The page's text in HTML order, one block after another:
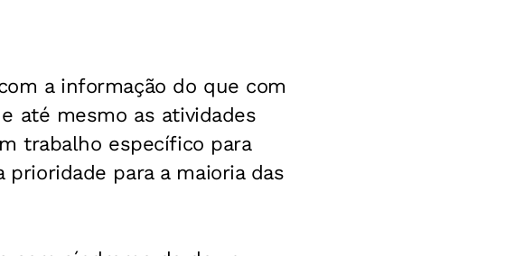
a informação do que com
até mesmo as atividades
trabalho específico para
para a maioria das